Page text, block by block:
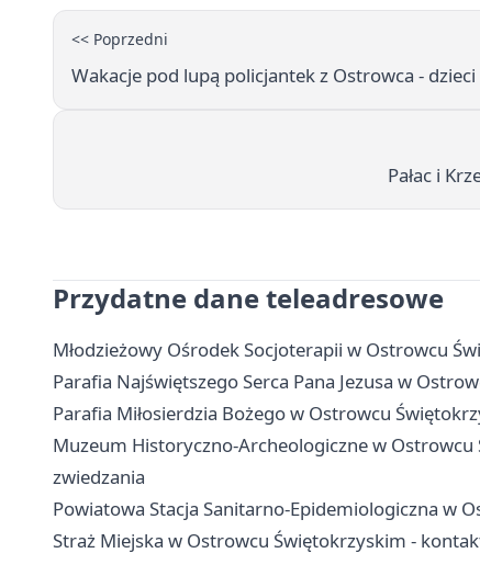
<< Poprzedni
Wakacje pod lupą policjantek z Ostrowca - dzieci
Pałac i
Przydatne dane teleadresowe
Młodzieżowy Ośrodek Socjoterapii w Ostrowcu
Parafia Najświętszego Serca Pana Jezusa w
Parafia Miłosierdzia Bożego w Ostrowcu
Muzeum Historyczno-Archeologiczne w
zwiedzania
Powiatowa Stacja Sanitarno-Epidemiologiczna w
Straż Miejska w Ostrowcu Świętokrzyskim -